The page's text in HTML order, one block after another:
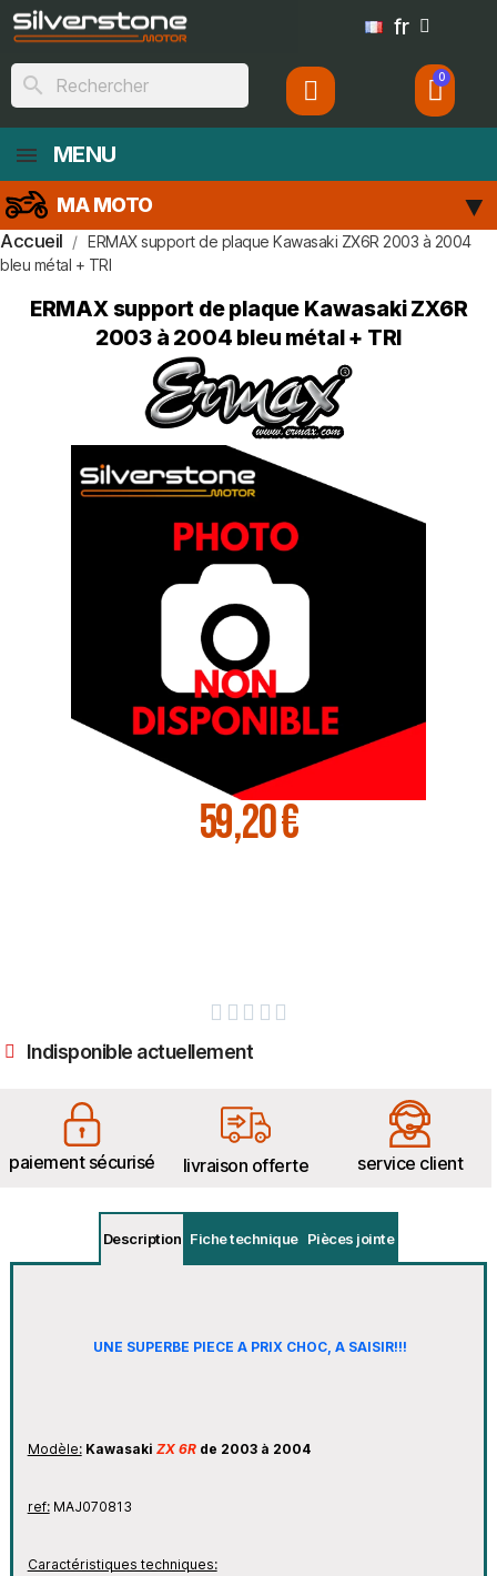
fr
search
MENU
MA MOTO
Accueil
ERMAX support de plaque Kawasaki ZX6R 2003 à 2004
bleu métal + TRI
ERMAX support de plaque Kawasaki ZX6R
2003 à 2004 bleu métal + TRI
59,20 €
    
Indisponible actuellement
paiement sécurisé livraison offerte service client
Description Fiche technique Pièces jointe
UNE SUPERBE PIECE A PRIX CHOC, A SAISIR!!!
Modèle: Kawasaki ZX 6Rde 2003 à 2004
ref:MAJ070813
Caractéristiques techniques: